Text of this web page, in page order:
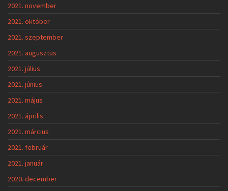
2021. november
2021. október
2021. szeptember
2021. augusztus
2021. július
2021. június
2021. május
2021. április
2021. március
2021. február
2021. január
2020. december